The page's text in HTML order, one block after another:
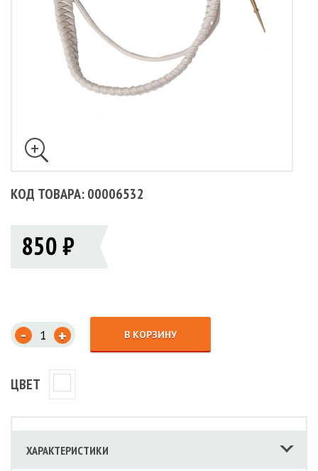
КОД ТОВАРА: 00006532
850 ₽
- + В КОРЗИНУ
ЦВЕТ
ХАРАКТЕРИСТИКИ